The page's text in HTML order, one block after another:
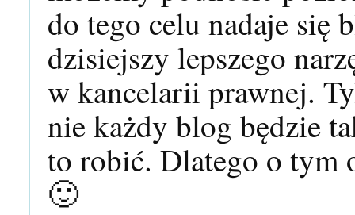
do tego celu nadaje się
dzisiejszy lepszego
w kancelarii prawnej.
nie każdy blog będzie
to robić. Dlatego o tym
🙂